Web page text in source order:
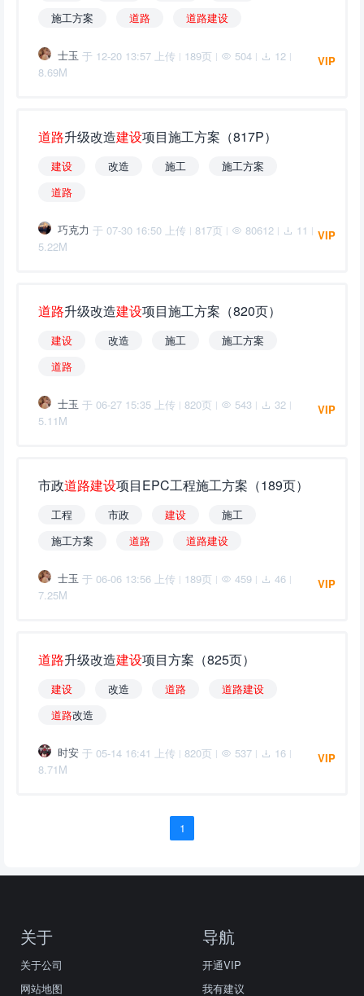
施工方案
道路 道路建设
士玉 于 12-20 13:57 上传 | 189页 | 504 | 12 |
8.69M
VIP
道路升级改造建设项目施工方案（817P）
建设 改造 施工
施工方案
道路
巧克力 于 07-30 16:50 上传 | 817页 | 80612 | 11 |
5.22M
VIP
道路升级改造建设项目施工方案（820页）
建设 改造 施工
施工方案
道路
士玉 于 06-27 15:35 上传 | 820页 | 543 | 32 |
5.11M
VIP
市政道路建设项目EPC工程施工方案（189页）
工程 市政 建设
施工
施工方案
道路 道路建设
士玉 于 06-06 13:56 上传 | 189页 | 459 | 46 |
7.25M
VIP
道路升级改造建设项目方案（825页）
建设 改造 道路 道路建设
道路改造
时安 于 05-14 16:41 上传 | 820页 | 537 | 16 |
8.71M
VIP
1
关于
关于公司
网站地图
导航
开通VIP
我有建议